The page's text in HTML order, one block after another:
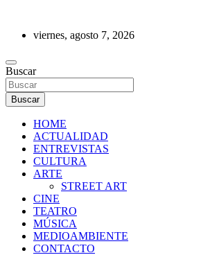
contenidoviernes, agosto 7, 2026
REVISTA DE PRENSA
Buscar
Buscar
HOME
ACTUALIDAD
ENTREVISTAS
CULTURA
ARTE
STREET ART
CINE
TEATRO
MÚSICA
MEDIOAMBIENTE
CONTACTO